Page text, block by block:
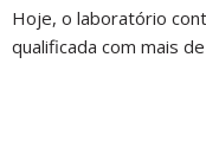
Hoje, o laboratório
qualificada com mais